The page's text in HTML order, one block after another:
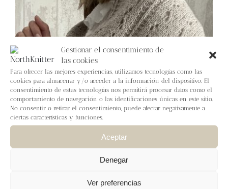
Gestionar el consentimiento de
las cookies
Para ofrecer las mejores experiencias, utilizamos tecnologías como las
cookies para almacenar y/o acceder a la información del dispositivo. El
consentimiento de estas tecnologías nos permitirá procesar datos como el
comportamiento de navegación o las identificaciones únicas en este sitio.
No consentir o retirar el consentimiento, puede afectar negativamente a
ciertas características y funciones.
Aceptar
Denegar
Ver preferencias
Blog
Contacto
Newsletter
Carrito
Mi cuenta